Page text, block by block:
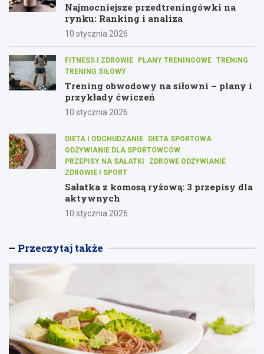
Najmocniejsze przedtreningówki na
rynku: Ranking i analiza
10 stycznia 2026
FITNESS I ZDROWIE PLANY TRENINGOWE TRENING
TRENING SIŁOWY
Trening obwodowy na siłowni – plany i
przykłady ćwiczeń
10 stycznia 2026
DIETA I ODCHUDZANIE
DIETA SPORTOWA
ODŻYWIANIE DLA SPORTOWCÓW
PRZEPISY NA SAŁATKI
ZDROWE ODŻYWIANIE
ZDROWIE I SPORT
Sałatka z komosą ryżową: 3 przepisy dla
aktywnych
10 stycznia 2026
Przeczytaj także